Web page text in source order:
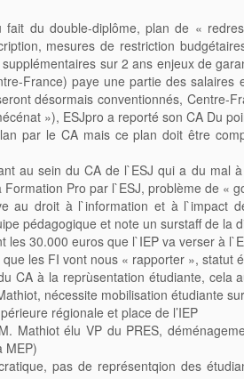
du double-diplôme, plan de «
mesures de restriction
sur 2 ans enjeux de
France) paye une partie des salaires
désormais conventionnés, Centre-
»), ESJpro a reporté son CA Du
par le CA mais ce plan doit être
au sein du CA de l`ESJ qui a du mal
Pro par l`ESJ, problème de «
au droit à l`information et à l`impact
pédagogique et note un surstaff de la
les 30.000 euros que l`IEP va verser à
les FI vont nous « rapporter », statut
CA à la reprùsentation étudiante, cela
nécessite mobilisation étudiante
régionale et place de l’IEP
Mathiot élu VP du PRES,
MEP)
pas de représentqion des